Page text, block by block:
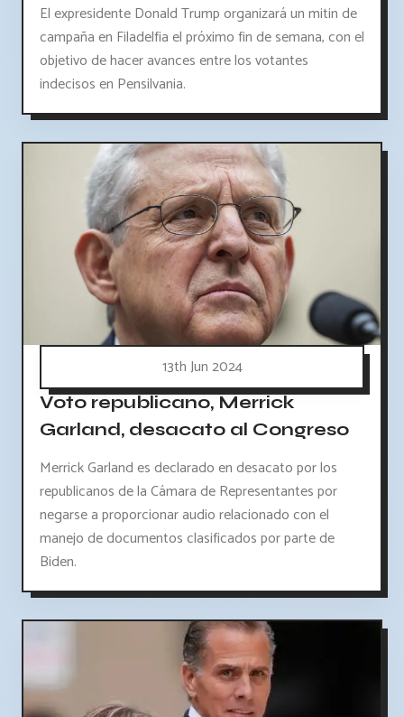
El expresidente Donald Trump organizará un mitin de
campaña en Filadelfia el próximo fin de semana, con el
objetivo de hacer avances entre los votantes
indecisos en Pensilvania.
13th Jun 2024
Voto republicano, Merrick
Garland, desacato al Congreso
Merrick Garland es declarado en desacato por los
republicanos de la Cámara de Representantes por
negarse a proporcionar audio relacionado con el
manejo de documentos clasificados por parte de
Biden.